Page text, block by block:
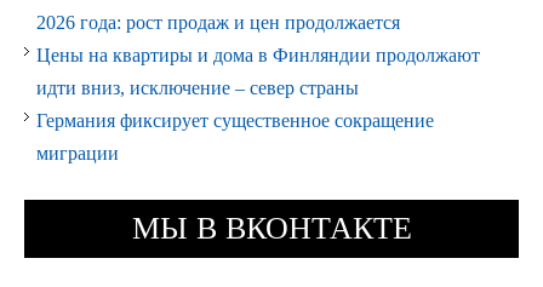
2026 года: рост продаж и цен продолжается
Цены на квартиры и дома в Финляндии продолжают
идти вниз, исключение – север страны
Германия фиксирует существенное сокращение
миграции
МЫ В ВКОНТАКТЕ